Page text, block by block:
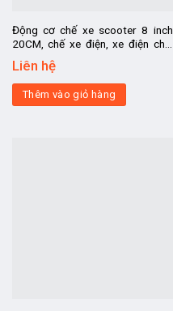
Động cơ chế xe scooter 8 inch
20CM, chế xe điện, xe điện chế,
chế ô tô điện trẻ em, xe điện chở
hàng
Liên hệ
Thêm vào giỏ hàng